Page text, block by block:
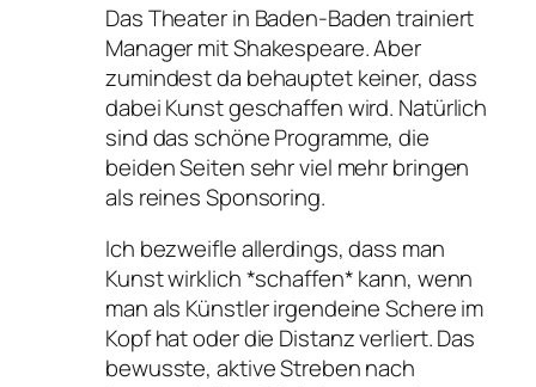
Das Theater in Baden-Baden trainiert
Manager mit Shakespeare. Aber
zumindest da behauptet keiner, dass
dabei Kunst geschaffen wird. Natürlich
sind das schöne Programme, die
beiden Seiten sehr viel mehr bringen
als reines Sponsoring.
Ich bezweifle allerdings, dass man
Kunst wirklich *schaffen* kann, wenn
man als Künstler irgendeine Schere im
Kopf hat oder die Distanz verliert. Das
bewusste, aktive Streben nach